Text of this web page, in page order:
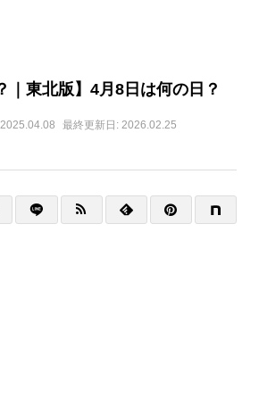
｜東北版】4月8日は何の日？
2025.04.08 最終更新日: 2026.02.25